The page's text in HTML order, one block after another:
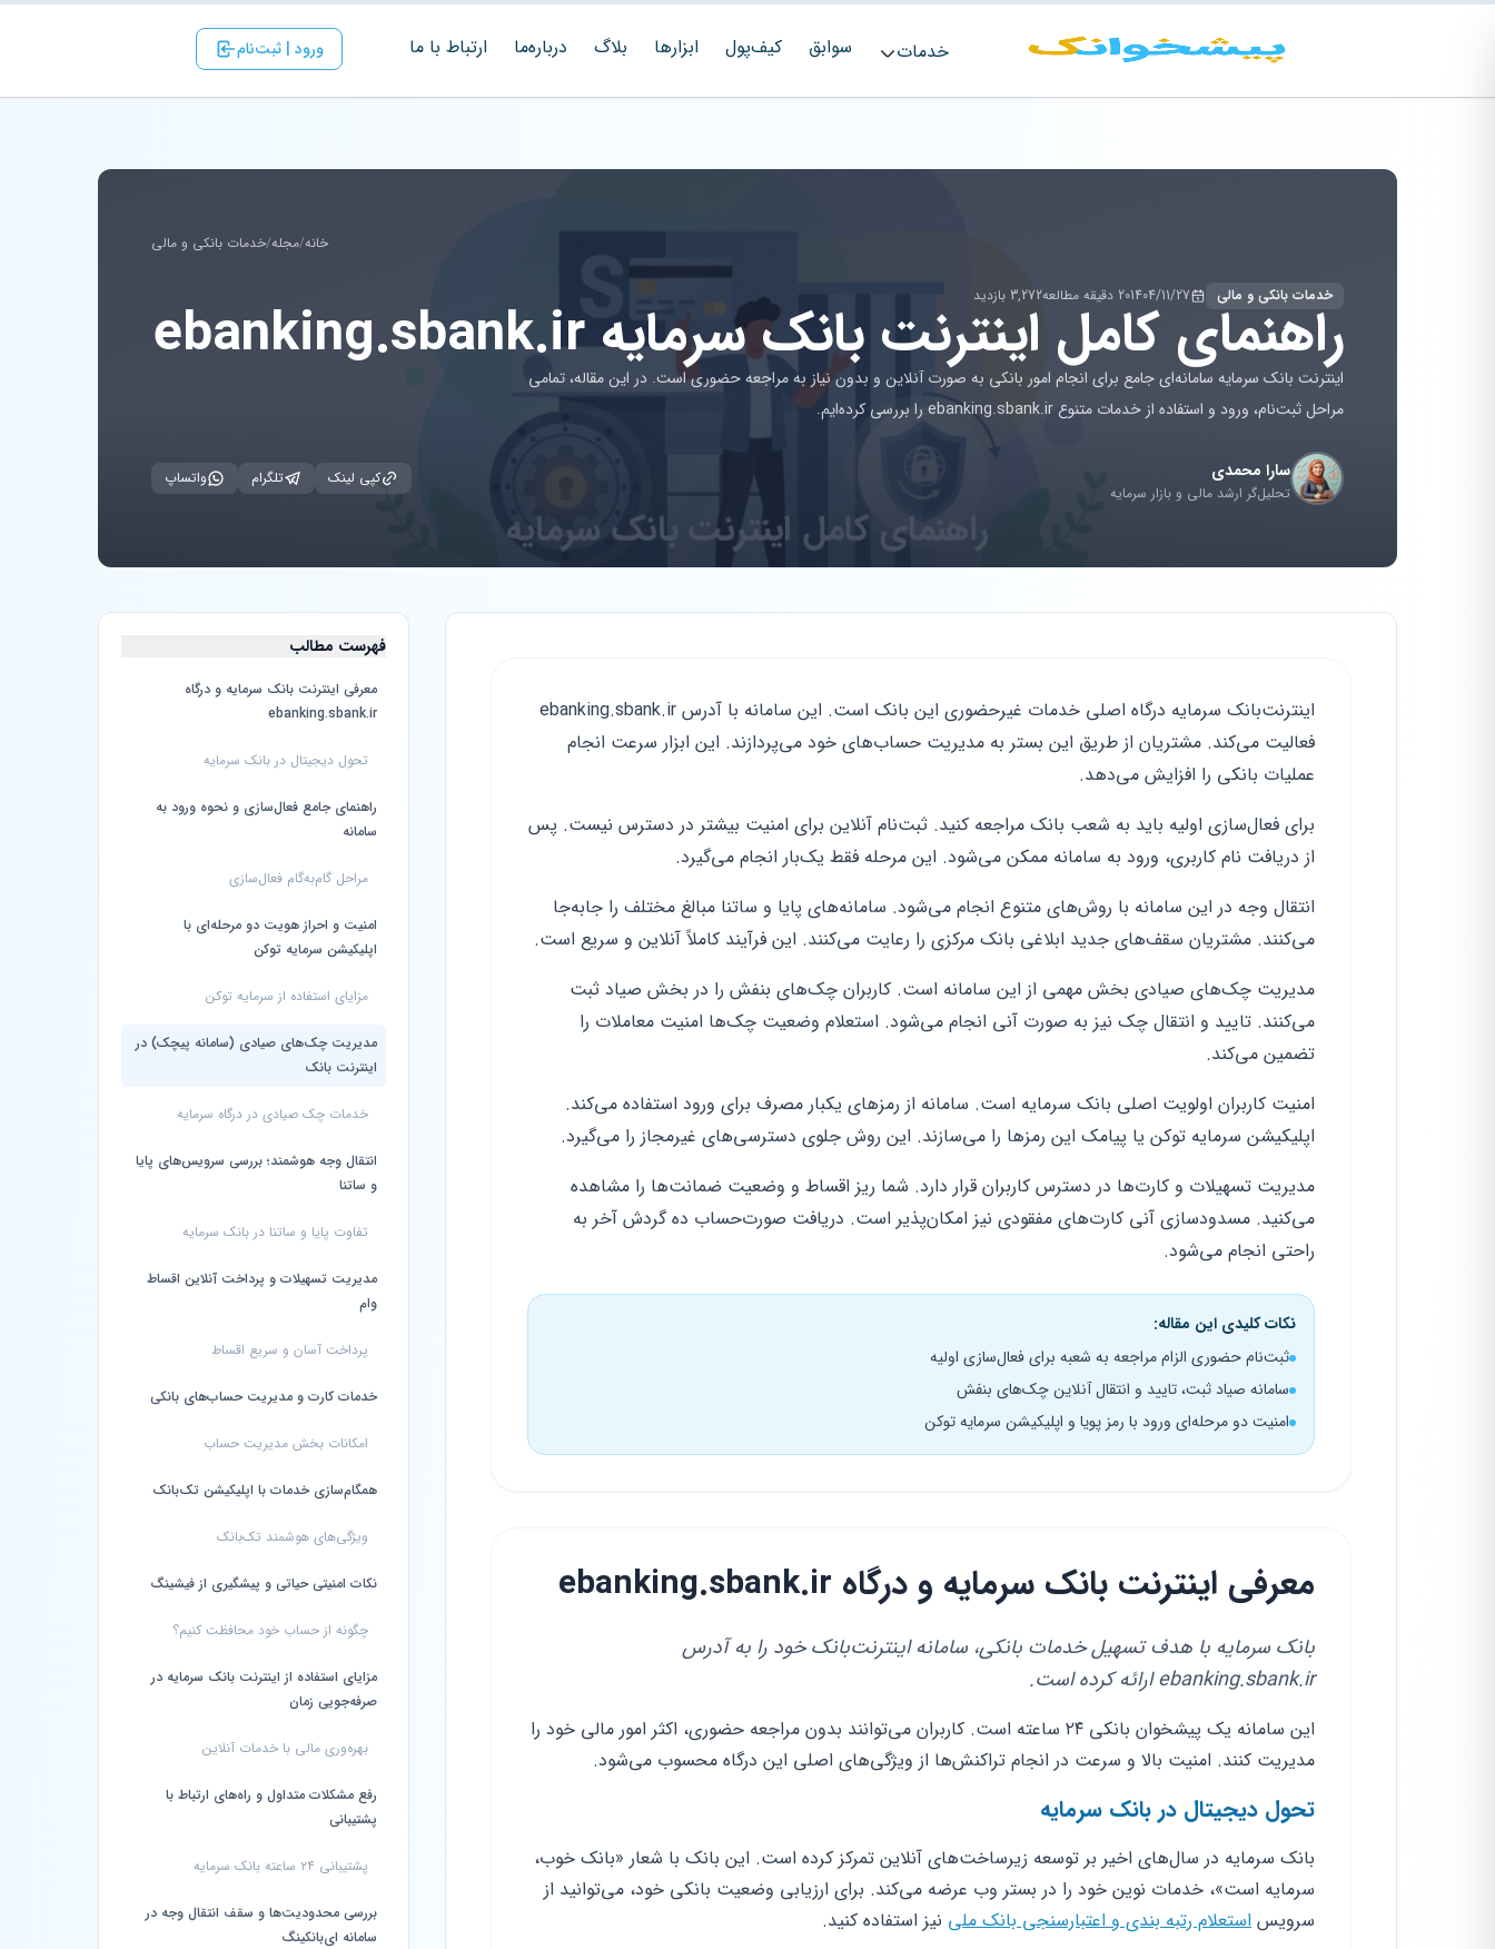
خدمات سوابق کیف‌پول ابزارها بلاگ درباره‌ما ارتباط با ‌ما ورود | ثبت‌نام
خانه/مجله/خدمات بانکی و مالی
خدمات بانکی و مالی 1404/11/2720 دقیقه مطالعه 3,272 بازدید
راهنمای کامل اینترنت بانک سرمایه ebanking.sbank.ir
اینترنت بانک سرمایه سامانه‌ای جامع برای انجام امور بانکی به صورت آنلاین و بدون نیاز به مراجعه حضوری است. در این مقاله، تمامی
مراحل ثبت‌نام، ورود و استفاده از خدمات متنوع ebanking.sbank.ir را بررسی کرده‌ایم.
سارا محمدی
تحلیل‌گر ارشد مالی و بازار سرمایه
کپی لینک تلگرام واتساپ
فهرست مطالب
معرفی اینترنت بانک سرمایه و درگاه
ebanking.sbank.ir
تحول دیجیتال در بانک سرمایه
راهنمای جامع فعال‌سازی و نحوه ورود به
سامانه
مراحل گام‌به‌گام فعال‌سازی
امنیت و احراز هویت دو مرحله‌ای با
اپلیکیشن سرمایه توکن
مزایای استفاده از سرمایه توکن
مدیریت چک‌های صیادی (سامانه پیچک) در
اینترنت بانک
خدمات چک صیادی در درگاه سرمایه
انتقال وجه هوشمند؛ بررسی سرویس‌های پایا
و ساتنا
تفاوت پایا و ساتنا در بانک سرمایه
مدیریت تسهیلات و پرداخت آنلاین اقساط
وام
پرداخت آسان و سریع اقساط
خدمات کارت و مدیریت حساب‌های بانکی
امکانات بخش مدیریت حساب
همگام‌سازی خدمات با اپلیکیشن تک‌بانک
ویژگی‌های هوشمند تک‌بانک
نکات امنیتی حیاتی و پیشگیری از فیشینگ
چگونه از حساب خود محافظت کنیم؟
مزایای استفاده از اینترنت بانک سرمایه در
صرفه‌جویی زمان
بهره‌وری مالی با خدمات آنلاین
رفع مشکلات متداول و راه‌های ارتباط با
پشتیبانی
پشتیبانی ۲۴ ساعته بانک سرمایه
بررسی محدودیت‌ها و سقف انتقال وجه در
سامانه ای‌بانکینگ
اینترنت‌بانک سرمایه درگاه اصلی خدمات غیرحضوری این بانک است. این سامانه با آدرس ebanking.sbank.ir
فعالیت می‌کند. مشتریان از طریق این بستر به مدیریت حساب‌های خود می‌پردازند. این ابزار سرعت انجام
عملیات بانکی را افزایش می‌دهد.
برای فعال‌سازی اولیه باید به شعب بانک مراجعه کنید. ثبت‌نام آنلاین برای امنیت بیشتر در دسترس نیست. پس
از دریافت نام کاربری، ورود به سامانه ممکن می‌شود. این مرحله فقط یک‌بار انجام می‌گیرد.
انتقال وجه در این سامانه با روش‌های متنوع انجام می‌شود. سامانه‌های پایا و ساتنا مبالغ مختلف را جابه‌جا
می‌کنند. مشتریان سقف‌های جدید ابلاغی بانک مرکزی را رعایت می‌کنند. این فرآیند کاملاً آنلاین و سریع است.
مدیریت چک‌های صیادی بخش مهمی از این سامانه است. کاربران چک‌های بنفش را در بخش صیاد ثبت
می‌کنند. تایید و انتقال چک نیز به صورت آنی انجام می‌شود. استعلام وضعیت چک‌ها امنیت معاملات را
تضمین می‌کند.
امنیت کاربران اولویت اصلی بانک سرمایه است. سامانه از رمزهای یکبار مصرف برای ورود استفاده می‌کند.
اپلیکیشن سرمایه توکن یا پیامک این رمزها را می‌سازند. این روش جلوی دسترسی‌های غیرمجاز را می‌گیرد.
مدیریت تسهیلات و کارت‌ها در دسترس کاربران قرار دارد. شما ریز اقساط و وضعیت ضمانت‌ها را مشاهده
می‌کنید. مسدودسازی آنی کارت‌های مفقودی نیز امکان‌پذیر است. دریافت صورت‌حساب ده گردش آخر به
راحتی انجام می‌شود.
نکات کلیدی این مقاله:
ثبت‌نام حضوری الزام مراجعه به شعبه برای فعال‌سازی اولیه
سامانه صیاد ثبت، تایید و انتقال آنلاین چک‌های بنفش
امنیت دو مرحله‌ای ورود با رمز پویا و اپلیکیشن سرمایه توکن
معرفی اینترنت بانک سرمایه و درگاه ebanking.sbank.ir
بانک سرمایه با هدف تسهیل خدمات بانکی، سامانه اینترنت‌بانک خود را به آدرس
ebanking.sbank.ir ارائه کرده است.
این سامانه یک پیشخوان بانکی ۲۴ ساعته است. کاربران می‌توانند بدون مراجعه حضوری، اکثر امور مالی خود را
مدیریت کنند. امنیت بالا و سرعت در انجام تراکنش‌ها از ویژگی‌های اصلی این درگاه محسوب می‌شود.
تحول دیجیتال در بانک سرمایه
بانک سرمایه در سال‌های اخیر بر توسعه زیرساخت‌های آنلاین تمرکز کرده است. این بانک با شعار «بانک خوب،
سرمایه است»، خدمات نوین خود را در بستر وب عرضه می‌کند. برای ارزیابی وضعیت بانکی خود، می‌توانید از
سرویس استعلام رتبه بندی و اعتبارسنجی بانک ملی نیز استفاده کنید.